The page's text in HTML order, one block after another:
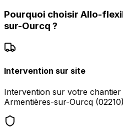
Pourquoi choisir Allo-
sur-Ourcq ?
Intervention sur site
Intervention sur votre
Armentières-sur-Ourcq